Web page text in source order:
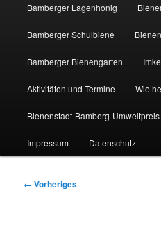
Bamberger Lagenhonig
Bamberger Schulbiene
Bamberger Bienengarten
Aktivitäten und Termine Wie
Bienenstadt-Bamberg-Umweltpreis
Impressum Datenschutz
Bilder-
← Vorheriges